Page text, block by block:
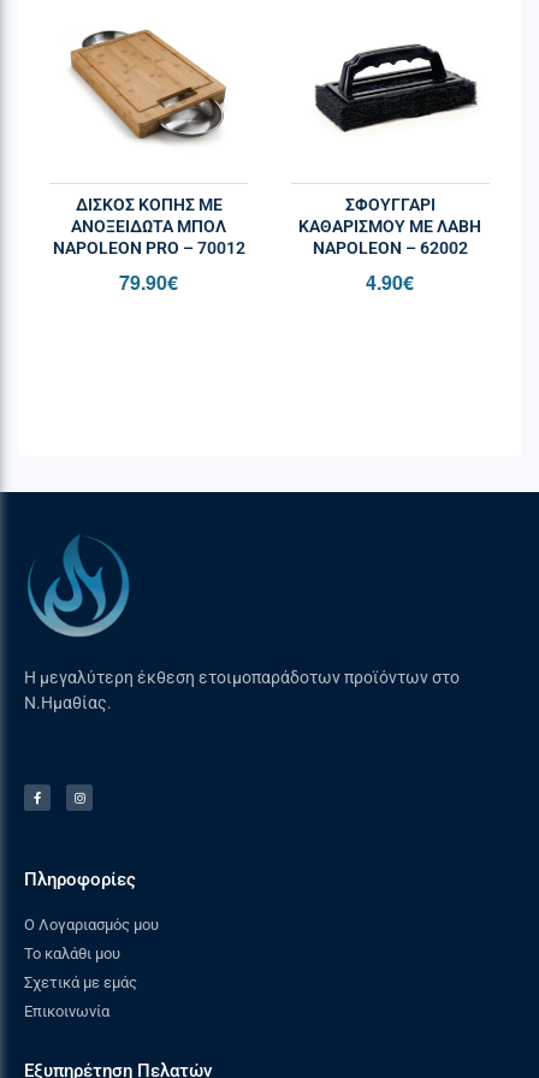
αντοχή.
ΔΊΣΚΟΣ ΚΟΠΉΣ ΜΕ
ΑΝΟΞΕΊΔΩΤΑ ΜΠΟΛ
NAPOLEON PRO – 70012
79.90€
ΣΦΟΥΓΓΆΡΙ
ΚΑΘΑΡΙΣΜΟΎ ΜΕ ΛΑΒΉ
NAPOLEON – 62002
4.90€
Η μεγαλύτερη έκθεση ετοιμοπαράδοτων προϊόντων στο
Ν.Ημαθίας.
Πληροφορίες
Ο Λογαριασμός μου
Το καλάθι μου
Σχετικά με εμάς
Επικοινωνία
Εξυπηρέτηση Πελατών